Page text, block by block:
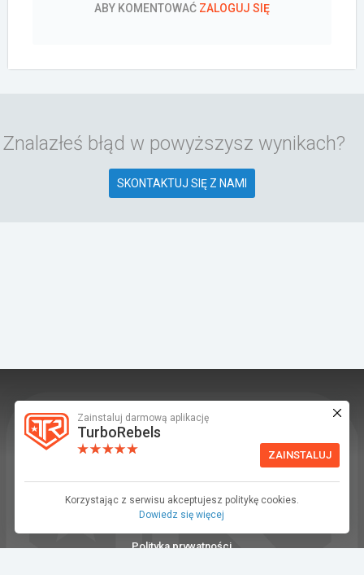
Zainstaluj darmową aplikację
TurboRebels
ZAINSTALUJ
Korzystając z serwisu akceptujesz politykę cookies.
Dowiedz się więcej
ABY KOMENTOWAĆ ZALOGUJ SIĘ
Znalazłeś błąd w powyższysz wynikach?
SKONTAKTUJ SIĘ Z NAMI
TurboRebels to platforma społecznościowa i
aplikacja mobilna dla fanów motoryzacji.
Regulamin
Polityka prywatności